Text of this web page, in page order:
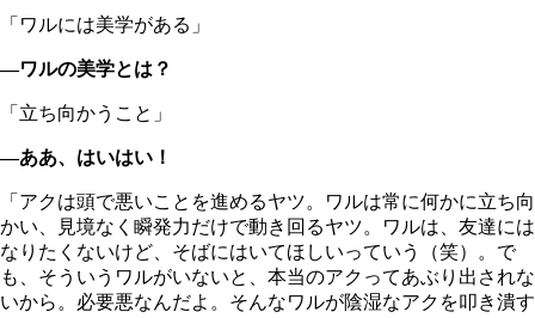
「ワルには美学がある」
―ワルの美学とは？
「立ち向かうこと」
―ああ、はいはい！
「アクは頭で悪いことを進めるヤツ。ワルは常に何かに立ち向
かい、見境なく瞬発力だけで動き回るヤツ。ワルは、友達には
なりたくないけど、そばにはいてほしいっていう（笑）。で
も、そういうワルがいないと、本当のアクってあぶり出されな
いから。必要悪なんだよ。そんなワルが陰湿なアクを叩き潰す